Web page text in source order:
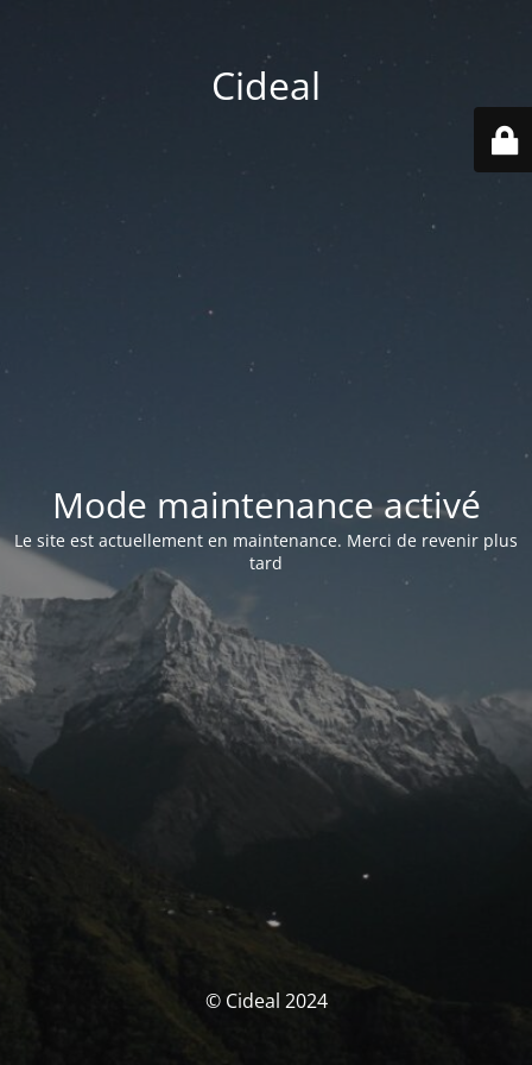
Cideal
Mode maintenance activé
Le site est actuellement en maintenance. Merci de revenir plus
tard
© Cideal 2024